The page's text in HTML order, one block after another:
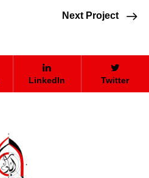
Next Project
LinkedIn Twitter